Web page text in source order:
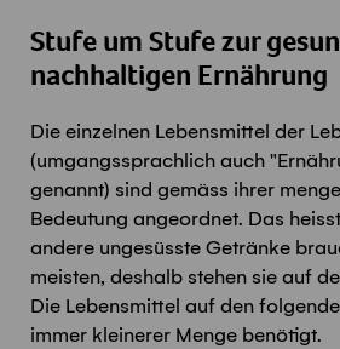
Stufe um Stufe zur
nachhaltigen Ernährung
Die einzelnen Lebensmittel der
(umgangssprachlich auch
genannt) sind gemäss ihrer
Bedeutung angeordnet. Das
andere ungesüsste Getränke
meisten, deshalb stehen sie auf
Die Lebensmittel auf den
immer kleinerer Menge benötigt.